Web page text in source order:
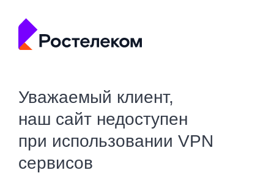
Уважаемый клиент,
наш сайт недоступен
при использовании VPN
сервисов